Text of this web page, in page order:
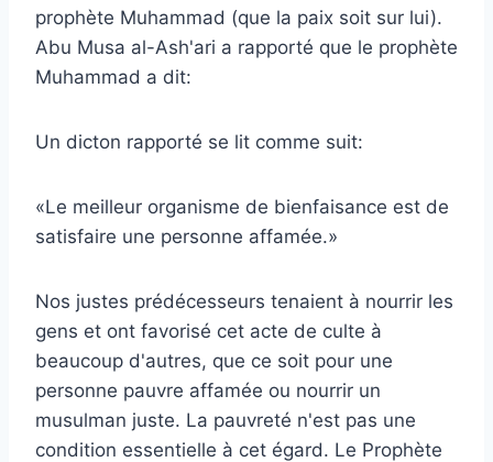
prophète Muhammad (que la paix soit sur lui).
Abu Musa al-Ash'ari a rapporté que le prophète
Muhammad a dit:
Un dicton rapporté se lit comme suit:
«Le meilleur organisme de bienfaisance est de
satisfaire une personne affamée.»
Nos justes prédécesseurs tenaient à nourrir les
gens et ont favorisé cet acte de culte à
beaucoup d'autres, que ce soit pour une
personne pauvre affamée ou nourrir un
musulman juste. La pauvreté n'est pas une
condition essentielle à cet égard. Le Prophète